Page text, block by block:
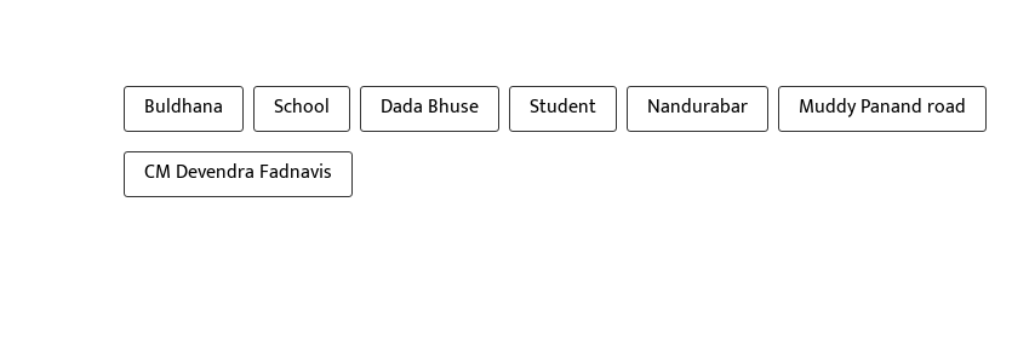
Buldhana School Dada Bhuse Student Nandurabar
Muddy Panand road
CM Devendra Fadnavis